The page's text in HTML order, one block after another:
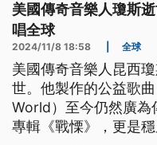
美國傳奇音樂人瓊斯
唱全球
2024/11/8 18:58 全球
美國傳奇音樂人昆西
世。他製作的公益歌
World）至今仍然廣為
專輯《戰慄》，更是